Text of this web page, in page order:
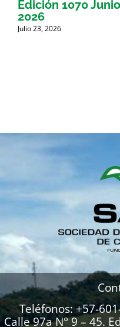
Edición 1070 Junio
2026
Julio 23, 2026
Teléfonos: +57-
Calle 97a N° 9 – 45.